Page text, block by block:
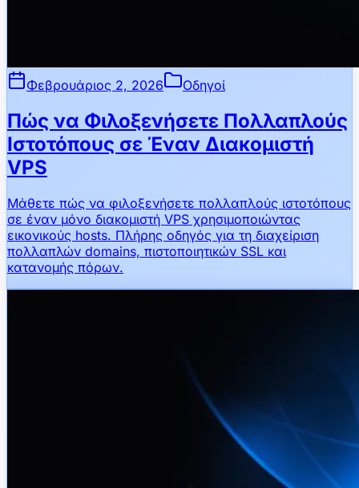
Φεβρουάριος 2, 2026 Οδηγοί
Πώς να Φιλοξενήσετε Πολλαπλούς
Ιστοτόπους σε Έναν Διακομιστή
VPS
Μάθετε πώς να φιλοξενήσετε πολλαπλούς ιστοτόπους
σε έναν μόνο διακομιστή VPS χρησιμοποιώντας
εικονικούς hosts. Πλήρης οδηγός για τη διαχείριση
πολλαπλών domains, πιστοποιητικών SSL και
κατανομής πόρων.